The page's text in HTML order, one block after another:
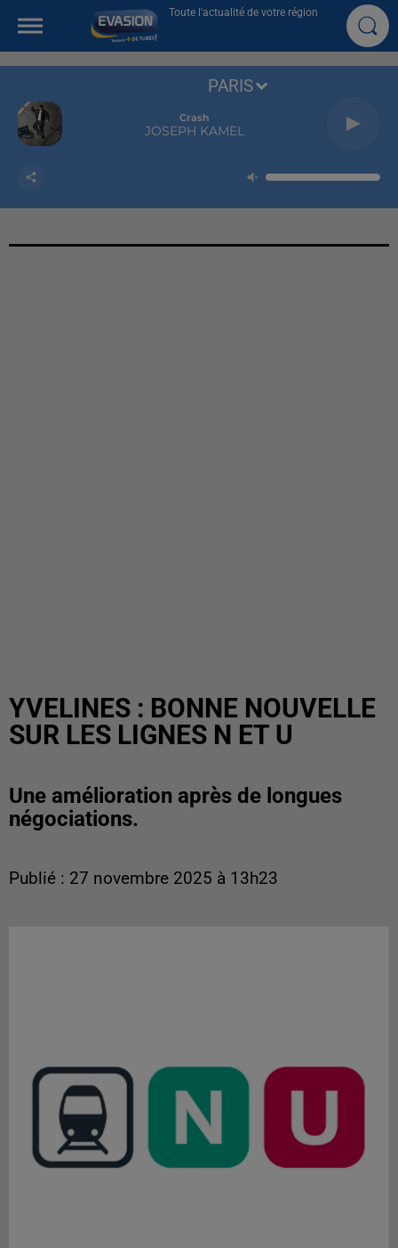
Toute l'actualité de votre région
Crash
JOSEPH KAMEL
PARIS
YVELINES : BONNE NOUVELLE
SUR LES LIGNES N ET U
Une amélioration après de longues
négociations.
Publié : 27 novembre 2025 à 13h23